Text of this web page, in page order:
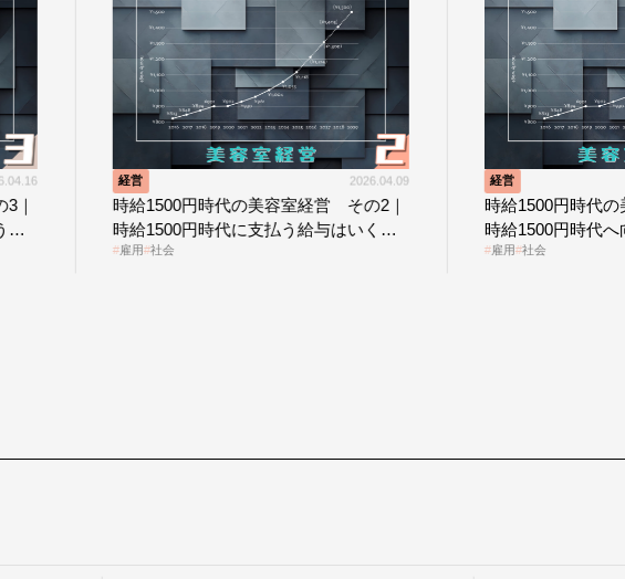
時代の美容室経営 その2｜
時代に支払う給与はいくら
時給1500円時代の美容室経営 その1｜
時給1500円時代へ向かう社会的背景